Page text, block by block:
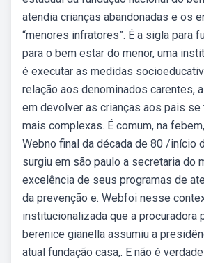
atendia crianças abandonadas e os
“menores infratores”. É a sigla para
para o bem estar do menor, uma
é executar as medidas
relação aos denominados carentes,
em devolver as crianças aos pais se
mais complexas. É comum, na
Webno final da década de 80 /início
surgiu em são paulo a secretaria do
excelência de seus programas de
da prevenção e. Webfoi nesse
institucionalizada que a procuradora
berenice gianella assumiu a
atual fundação casa,. E não é